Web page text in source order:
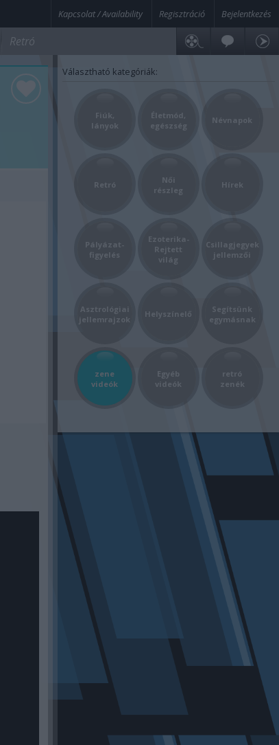
Kapcsolat / Availability Regisztráció Bejelentkezés
Retró
Választható kategóriák:
Fiúk,
lányok
Életmód,
egészség
Névnapok
Retró
Női
részleg
Hírek
Pályázat-
figyelés
Ezoterika-
Rejtett
világ
Csillagjegyek
jellemzői
Asztrológiai
jellemrajzok
Helyszínelő
Segítsünk
egymásnak
zene
videók
Egyéb
videók
retró
zenék